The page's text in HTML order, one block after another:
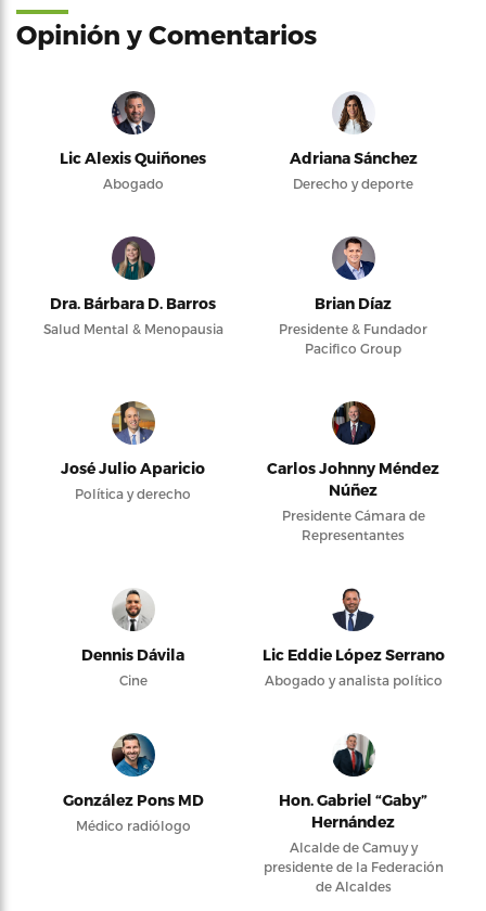
Opinión y Comentarios
Lic Alexis Quiñones
Abogado
Adriana Sánchez
Derecho y deporte
Dra. Bárbara D. Barros
Salud Mental & Menopausia
Brian Díaz
Presidente & Fundador
Pacifico Group
José Julio Aparicio
Política y derecho
Carlos Johnny Méndez
Núñez
Presidente Cámara de
Representantes
Dennis Dávila
Cine
Lic Eddie López Serrano
Abogado y analista político
González Pons MD
Médico radiólogo
Hon. Gabriel “Gaby”
Hernández
Alcalde de Camuy y
presidente de la Federación
de Alcaldes